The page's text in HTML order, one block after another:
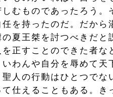
むものであったろう。
を持ったのだ。だから
夏王桀を討つべきだと
正すことのできた者な
わんや自分を辱めて天
人の行動はひとつでな
仕えることもある。き